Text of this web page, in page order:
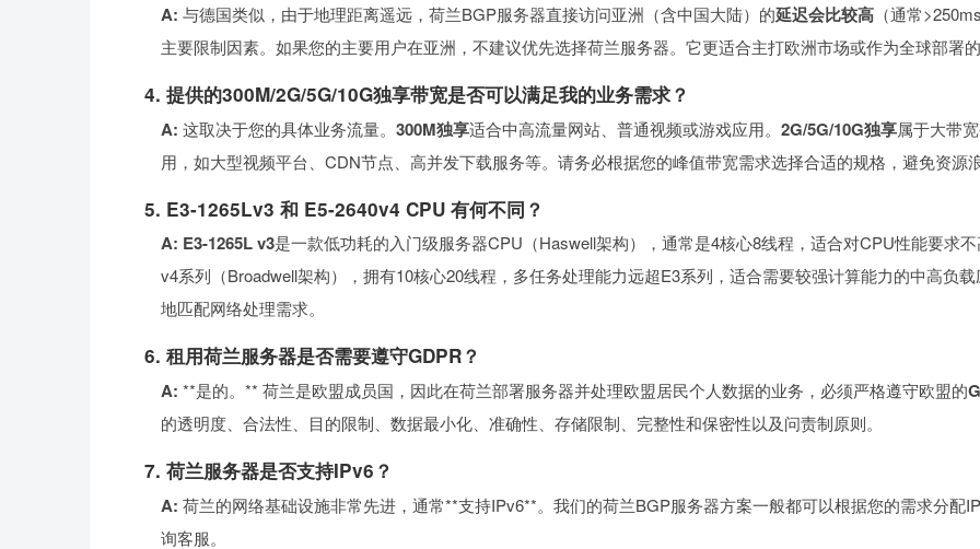
A: 与德国类似，由于地理距离遥远，荷兰BGP服务器直接访问亚洲（含中国大陆）的延迟会比较高 （通常
主要限制因素。如果您的主要用户在亚洲，不建议优先选择荷兰服务器。它更适合主打欧洲市场或作为全球部署的
4. 提供的300M/2G/5G/10G独享带宽是否可以满足我的业务需求？
A: 这取决于您的具体业务流量。 300M独享适合中高流量网站、普通视频或游戏应用。 2G/5G/10G独享属于大带
用，如大型视频平台、CDN节点、高并发下载服务等。请务必根据您的峰值带宽需求选择合适的规格，避免资源
5. E3-1265Lv3 和 E5-2640v4 CPU 有何不同？
A: E3-1265L v3是一款低功耗的入门级服务器CPU（Haswell架构），通常是4核心8线程，适合对CPU性能要求不
v4系列（Broadwell架构），拥有10核心20线程，多任务处理能力远超E3系列，适合需要较强计算能力的中高负
地匹配网络处理需求。
6. 租用荷兰服务器是否需要遵守GDPR？
A: **是的。** 荷兰是欧盟成员国，因此在荷兰部署服务器并处理欧盟居民个人数据的业务，必须严格遵守欧盟的
的透明度、合法性、目的限制、数据最小化、准确性、存储限制、完整性和保密性以及问责制原则。
7. 荷兰服务器是否支持IPv6？
A: 荷兰的网络基础设施非常先进，通常**支持IPv6**。我们的荷兰BGP服务器方案一般都可以根据您的需求分配
询客服。